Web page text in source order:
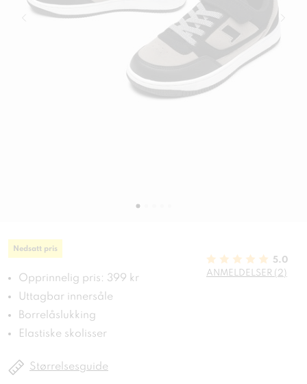
Nedsatt pris
Opprinnelig pris: 399 kr
Uttagbar innersåle
Borrelåslukking
Elastiske skolisser
5.0
ANMELDELSER (2)
Størrelsesguide